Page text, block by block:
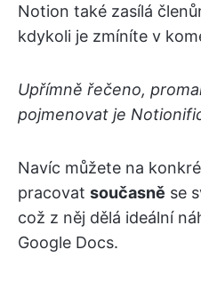
Notion také zasílá
kdykoli je zmíníte v
Upřímně řečeno,
pojmenovat je
Navíc můžete na
pracovat současně se
což z něj dělá ideální
Google Docs.